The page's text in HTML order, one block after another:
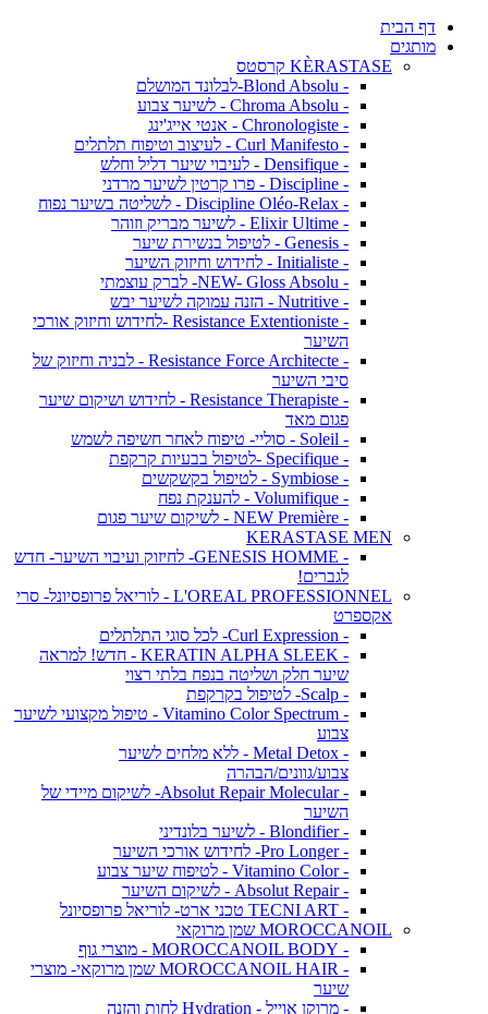
דף הבית
מותגים
KÈRASTASE קרסטס
- Blond Absolu-לבלונד המושלם
- Chroma Absolu - לשיער צבוע
- Chronologiste - אנטי אייג'ינג
- Curl Manifesto - לעיצוב וטיפוח תלתלים
- Densifique - לעיבוי שיער דליל וחלש
- Discipline - פרו קרטין לשיער מרדני
- Discipline Oléo-Relax - לשליטה בשיער נפוח
- Elixir Ultime - לשיער מבריק וזוהר
- Genesis - לטיפול בנשירת שיער
- Initialiste - לחידוש וחיזוק השיער
- NEW- Gloss Absolu- לברק עוצמתי
- Nutritive - הזנה עמוקה לשיער יבש
- Resistance Extentioniste -לחידוש וחיזוק אורכי
השיער
- Resistance Force Architecte - לבניה וחיזוק של
סיבי השיער
- Resistance Therapiste - לחידוש ושיקום שיער
פגום מאד
- Soleil - סוליי- טיפוח לאחר חשיפה לשמש
- Specifique -לטיפול בבעיות קרקפת
- Symbiose - לטיפול בקשקשים
- Volumifique - להענקת נפח
- NEW Première - לשיקום שיער פגום
KERASTASE MEN
- GENESIS HOMME- לחיזוק ועיבוי השיער- חדש
לגברים!
L'OREAL PROFESSIONNEL - לוריאל פרופסיונל- סרי
אקספרט
- Curl Expression- לכל סוגי התלתלים
- KERATIN ALPHA SLEEK - חדש! למראה
שיער חלק ושליטה בנפח בלתי רצוי
- Scalp- לטיפול בקרקפת
- Vitamino Color Spectrum - טיפול מקצועי לשיער
צבוע
- Metal Detox - ללא מלחים לשיער
צבוע/גוונים/הבהרה
- Absolut Repair Molecular- לשיקום מיידי של
השיער
- Blondifier - לשיער בלונדיני
- Pro Longer- לחידוש אורכי השיער
- Vitamino Color - לטיפוח שיער צבוע
- Absolut Repair - לשיקום השיער
- TECNI ART טכני ארט- לוריאל פרופסיונל
MOROCCANOIL שמן מרוקאי
- MOROCCANOIL BODY - מוצרי גוף
- MOROCCANOIL HAIR שמן מרוקאי- מוצרי
שיער
- מרוקן אוייל - Hydration לחות והזנה